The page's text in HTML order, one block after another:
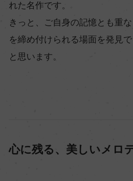
れた名作です。
きっと、ご自身の記憶とも重
を締め付けられる場面を発見
と思います。
心に残る、美しいメロ